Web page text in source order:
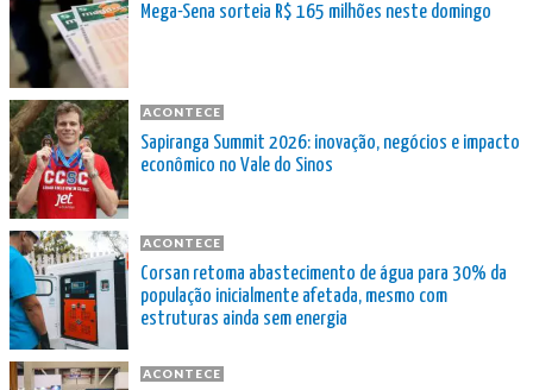
Mega-Sena sorteia R$ 165 milhões neste domingo
ACONTECE
Sapiranga Summit 2026: inovação, negócios e impacto
econômico no Vale do Sinos
ACONTECE
Corsan retoma abastecimento de água para 30% da
população inicialmente afetada, mesmo com
estruturas ainda sem energia
ACONTECE